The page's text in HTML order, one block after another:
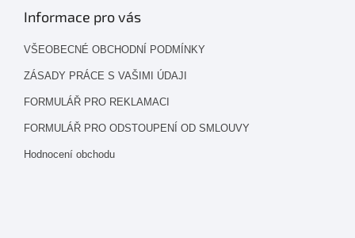
Informace pro vás
VŠEOBECNÉ OBCHODNÍ PODMÍNKY
ZÁSADY PRÁCE S VAŠIMI ÚDAJI
FORMULÁŘ PRO REKLAMACI
FORMULÁŘ PRO ODSTOUPENÍ OD SMLOUVY
Hodnocení obchodu